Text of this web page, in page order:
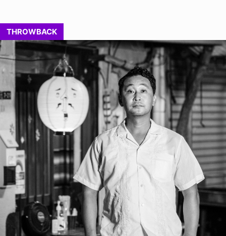
THROWBACK